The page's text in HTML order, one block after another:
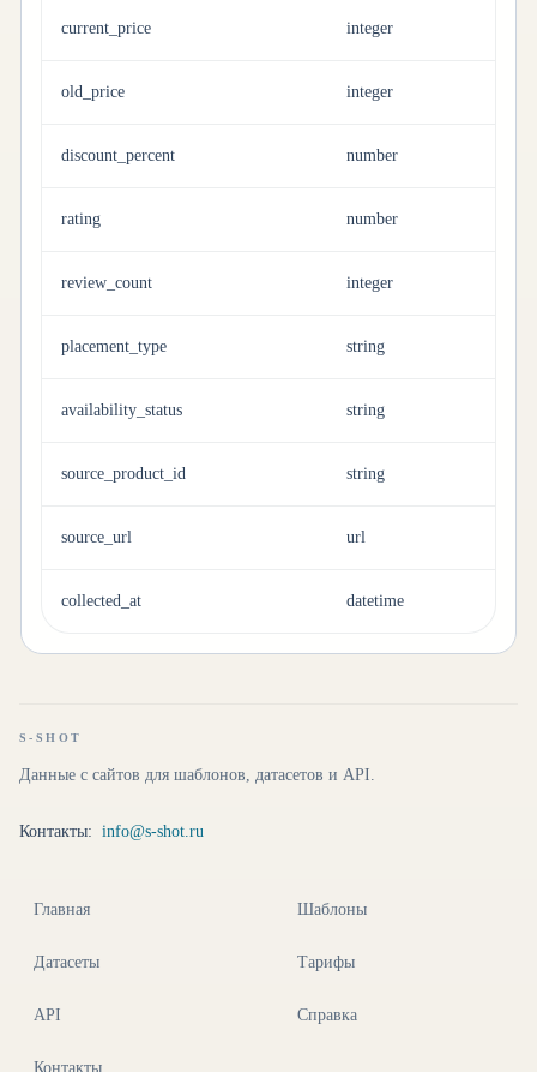
current_price integer
old_price integer
discount_percent number
rating number
review_count integer
placement_type string
availability_status string
source_product_id string
source_url url
collected_at datetime
S-SHOT
Данные с сайтов для шаблонов, датасетов и API.
Контакты: info@s-shot.ru
Главная Шаблоны
Датасеты Тарифы
API Справка
Контакты